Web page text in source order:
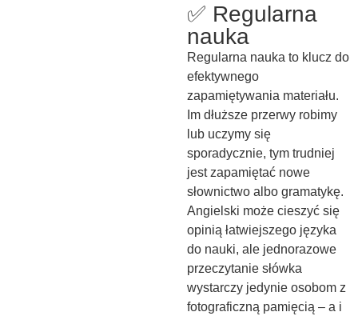
✅ Regularna
nauka
Regularna nauka to klucz do
efektywnego
zapamiętywania materiału.
Im dłuższe przerwy robimy
lub uczymy się
sporadycznie, tym trudniej
jest zapamiętać nowe
słownictwo albo gramatykę.
Angielski może cieszyć się
opinią łatwiejszego języka
do nauki, ale jednorazowe
przeczytanie słówka
wystarczy jedynie osobom z
fotograficzną pamięcią – a i